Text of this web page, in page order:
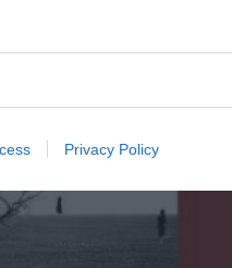
Privacy Policy